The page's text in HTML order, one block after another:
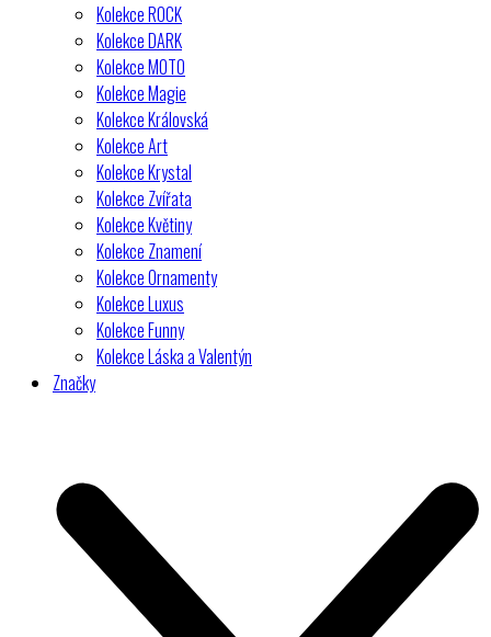
Kolekce ROCK
Kolekce DARK
Kolekce MOTO
Kolekce Magie
Kolekce Královská
Kolekce Art
Kolekce Krystal
Kolekce Zvířata
Kolekce Květiny
Kolekce Znamení
Kolekce Ornamenty
Kolekce Luxus
Kolekce Funny
Kolekce Láska a Valentýn
Značky